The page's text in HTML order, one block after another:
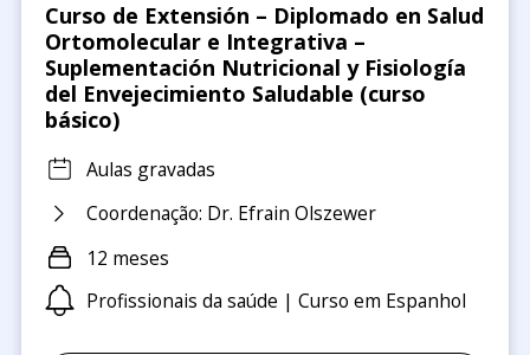
Curso de Extensión – Diplomado en Salud
Ortomolecular e Integrativa –
Suplementación Nutricional y Fisiología
del Envejecimiento Saludable (curso
básico)
Aulas gravadas
Coordenação: Dr. Efrain Olszewer
12 meses
Profissionais da saúde | Curso em Espanhol